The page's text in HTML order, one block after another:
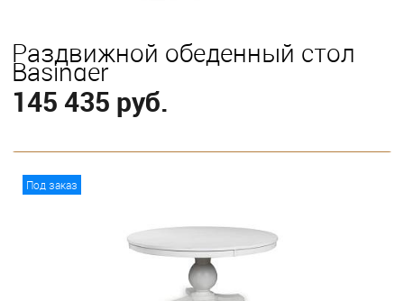
Раздвижной обеденный стол
Basinger
145 435 руб.
Под заказ